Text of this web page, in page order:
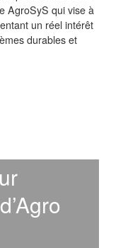
AgroSyS qui vise à
un réel intérêt
durables et